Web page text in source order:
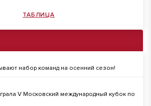
ТАБЛИЦА
набор команд на осенний сезон!
V Московский международный кубок по